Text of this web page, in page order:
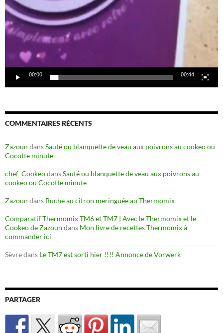
00:00 00:44
COMMENTAIRES RÉCENTS
Zazoun dansSauté ou blanquette de veau aux poivrons au cookeo ou
Cocotte minute
chef_CookeodansSauté ou blanquette de veau aux poivrons au
cookeo ou Cocotte minute
Zazoun dans Buche au citron meringuée au Thermomix
Comparatif Thermomix TM6 et TM7 | Avec le Thermomix et le
Cookeo de Zazoun dans Mon livre de recettes Thermomix à
commander ici
Sèvredans Le TM7 est sorti hier !!!! Annonce de Vorwerk
PARTAGER